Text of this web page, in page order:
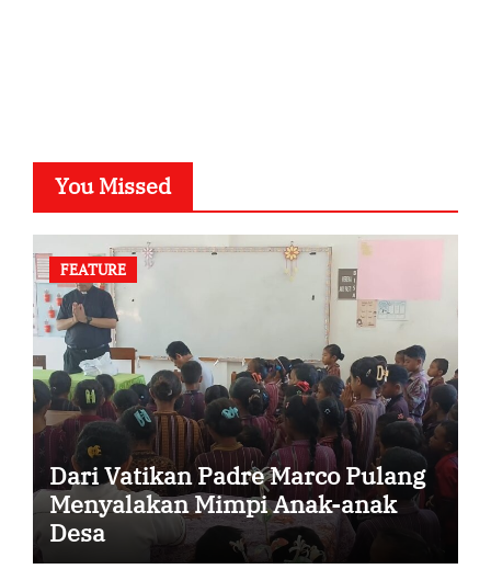
You Missed
FEATURE
Dari Vatikan Padre Marco Pulang
Menyalakan Mimpi Anak-anak
Desa